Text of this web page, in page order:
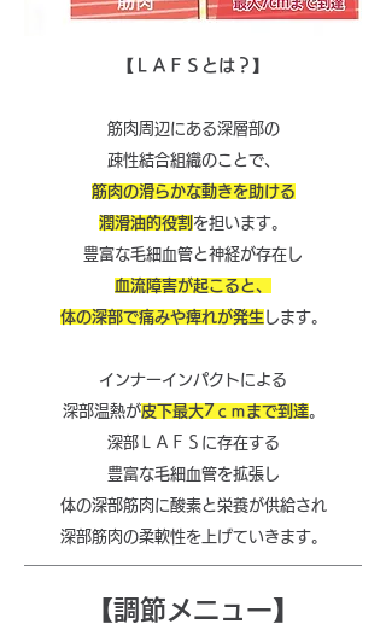
【ＬＡＦＳとは？】
筋肉周辺にある深層部の
疎性結合組織のことで、
筋肉の滑らかな動きを助ける
潤滑油的役割 を担います。
豊富な毛細血管と神経が存在し
血流障害が起こると、
​体の深部で痛みや痺れが発生 します。
インナーインパクトによる
深部温熱が皮下最大7ｃｍまで到達。
深部ＬＡＦＳに存在する
豊富な毛細血管を拡張し
体の深部筋肉に酸素と栄養が供給され
​深部筋肉の柔軟性を上げていきます。
​【調節メニュー】